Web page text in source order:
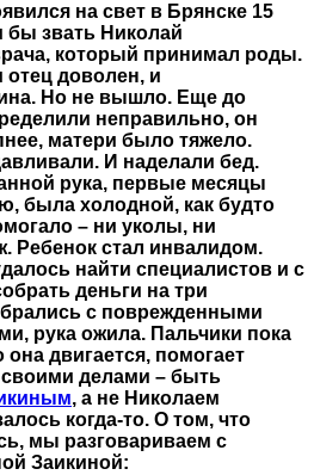
на свет в Брянске 15
бы звать Николай
который принимал роды.
доволен, и
Но не вышло. Еще до
неправильно, он
матери было тяжело.
И наделали бед.
рука, первые месяцы
была холодной, как будто
– ни уколы, ни
Ребенок стал инвалидом.
найти специалистов и с
деньги на три
с поврежденными
рука ожила. Пальчики пока
двигается, помогает
своими делами – быть
, а не Николаем
когда-то. О том, что
мы разговариваем с
Заикиной: